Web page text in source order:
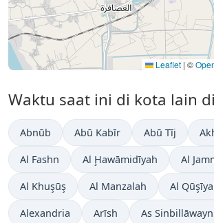
Leaflet | ©
Waktu saat ini di kota lain
Abnūb Abū Kabīr Abū Tīj
Al Fashn Al Ḩawāmidīyah Al
Al Khuşūş Al Manzalah Al
Alexandria Arīsh As Sinbillāwayn